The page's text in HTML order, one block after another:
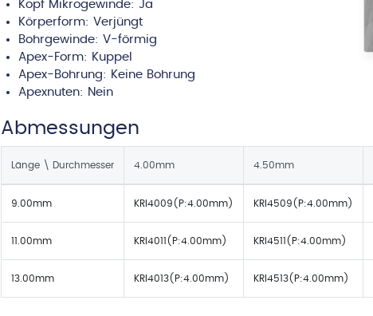
Kopf Mikrogewinde: Ja
Körperform: Verjüngt
Bohrgewinde: V-förmig
Apex-Form: Kuppel
Apex-Bohrung: Keine Bohrung
Apexnuten: Nein
Abmessungen
Länge \ Durchmesser 4.00mm 4.50mm
9.00mm KRI4009(P:4.00mm) KRI4509(P:4.00mm)
11.00mm KRI4011(P:4.00mm) KRI4511(P:4.00mm)
13.00mm KRI4013(P:4.00mm) KRI4513(P:4.00mm)